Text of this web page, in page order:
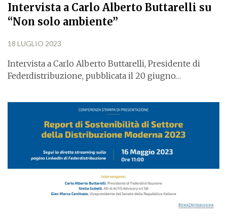
Intervista a Carlo Alberto Buttarelli su
“Non solo ambiente”
18 LUGLIO 2023
Intervista a Carlo Alberto Buttarelli, Presidente di
Federdistribuzione, pubblicata il 20 giugno…